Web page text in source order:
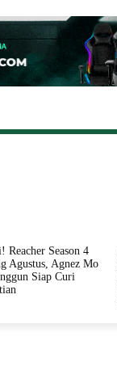
Reacher Season 4
Agustus, Agnez Mo
Siap Curi